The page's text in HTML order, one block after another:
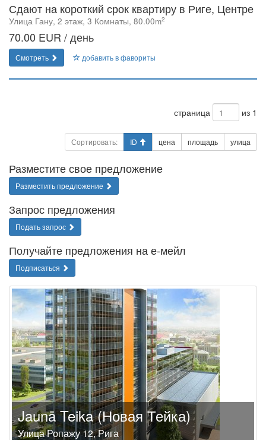
Сдают на короткий срок квартиру в Риге, Центре
Улица Гану, 2 этаж, 3 Комнаты, 80.00m2
70.00 EUR / день
Смотреть добавить в фавориты
страница из 1
Сортировать: ID цена площадь улица
Разместите свое предложение
Разместить предложение
Запрос предложения
Подать запрос
Получайте предложения на е-мейл
Подписаться
Jaunā Teika (Новая Тейка)
Улица Ропажу 12, Рига